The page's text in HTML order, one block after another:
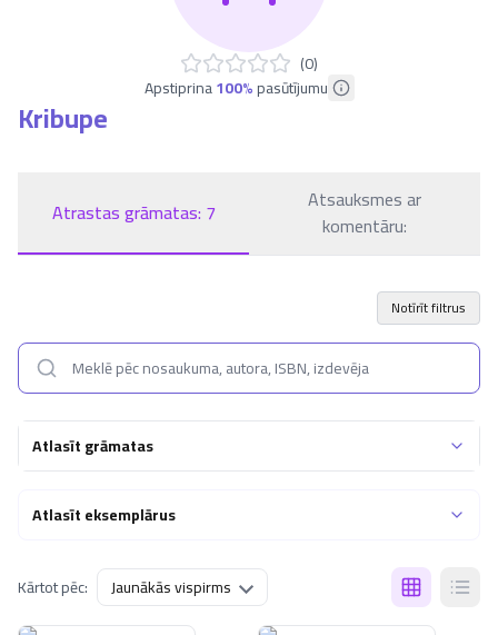
(0)
Apstiprina100%pasūtījumu
Kribupe
Atrastas grāmatas: 7
Atsauksmes ar
komentāru:
Notīrīt filtrus
Atlasīt grāmatas
Atlasīt eksemplārus
Kārtot pēc: